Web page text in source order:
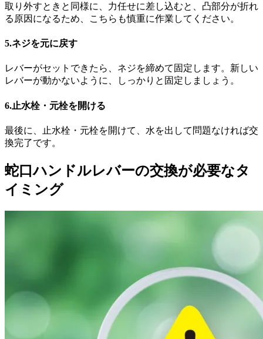
取り外すときと同様に、力任せに差し込むと、凸部分が折れ
る原因になるため、こちらも慎重に作業してください。
5.ネジを元に戻す
レバーがセットできたら、ネジを締めて固定します。新しい
レバーが動かないように、しっかりと固定しましょう。
6.止水栓・元栓を開ける
最後に、止水栓・元栓を開けて、水を出して問題なければ交
換完了です。
蛇口ハンドルレバーの交換が必要なタ
イミング